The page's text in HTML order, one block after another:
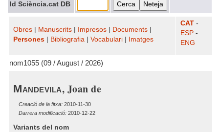
Id Sciència.cat DB
Obres Manuscrits Impresos Documents
Persones
Bibliografia Vocabulari Imatges
CAT -
ESP -
ENG
nom1055 (09 / August / 2026)
Mandevila, Joan de
Creació de la fitxa: 2010-11-30
Darrera modificació: 2010-12-22
Variants del nom